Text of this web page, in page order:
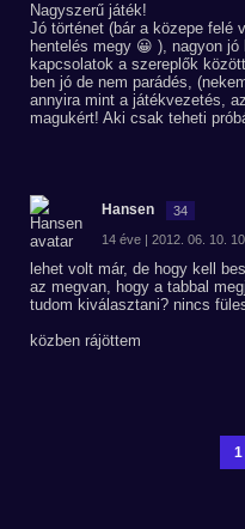
Nagyszerű játék!
Jó történet (bár a közepe felé
hentelés megy 😀 ), nagyon
kapcsolatok a szereplők
ben jó de nem parádés,
annyira mint a játékvezetés,
magukért! Aki csak teheti
Hansen 34
14 éve | 2012. 06. 10.
lehet volt már, de hogy kell
az megvan, hogy a tabbal
tudom kiválasztani? nincs
közben rájöttem
1